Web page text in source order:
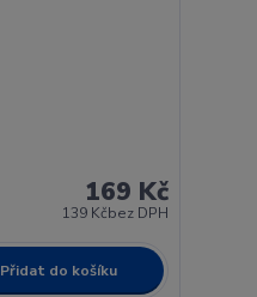
169 Kč
139 Kčbez DPH
Přidat do košíku